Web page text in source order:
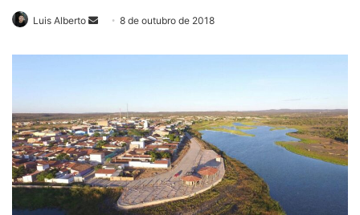
Luis Alberto
Mande8 de outubro de 2018